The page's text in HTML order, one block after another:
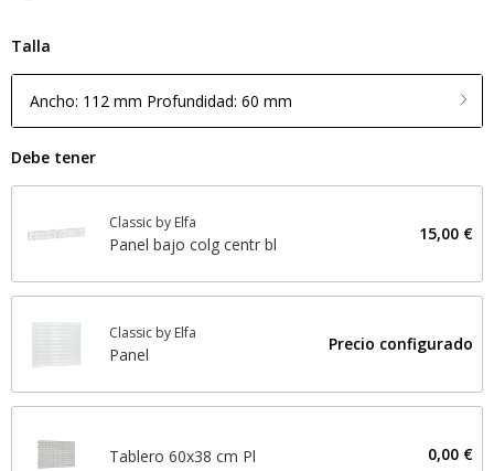
Talla
Ancho: 112 mm Profundidad: 60 mm
Debe tener
Classic by Elfa
Panel bajo colg centr bl
15,00 €
Classic by Elfa
Panel
Precio configurado
Tablero 60x38 cm Pl 0,00 €